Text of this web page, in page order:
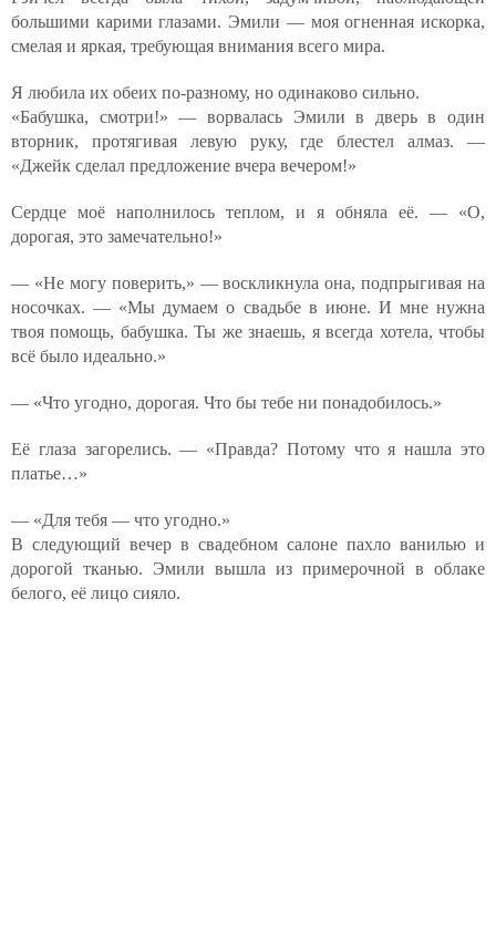
большими карими глазами. Эмили — моя огненная искорка,
смелая и яркая, требующая внимания всего мира.
Я любила их обеих по-разному, но одинаково сильно.
«Бабушка, смотри!» — ворвалась Эмили в дверь в один
вторник, протягивая левую руку, где блестел алмаз. —
«Джейк сделал предложение вчера вечером!»
Сердце моё наполнилось теплом, и я обняла её. — «О,
дорогая, это замечательно!»
— «Не могу поверить,» — воскликнула она, подпрыгивая на
носочках. — «Мы думаем о свадьбе в июне. И мне нужна
твоя помощь, бабушка. Ты же знаешь, я всегда хотела, чтобы
всё было идеально.»
— «Что угодно, дорогая. Что бы тебе ни понадобилось.»
Её глаза загорелись. — «Правда? Потому что я нашла это
платье…»
— «Для тебя — что угодно.»
В следующий вечер в свадебном салоне пахло ванилью и
дорогой тканью. Эмили вышла из примерочной в облаке
белого, её лицо сияло.